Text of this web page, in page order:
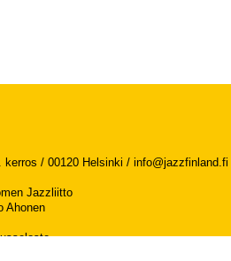
/ 00120 Helsinki / info@jazzfinland.fi
Jazzliitto
Ahonen